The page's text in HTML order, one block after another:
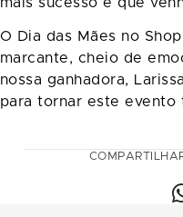
mais sucesso e que
O Dia das Mães no
marcante, cheio de
nossa ganhadora,
para tornar este evento